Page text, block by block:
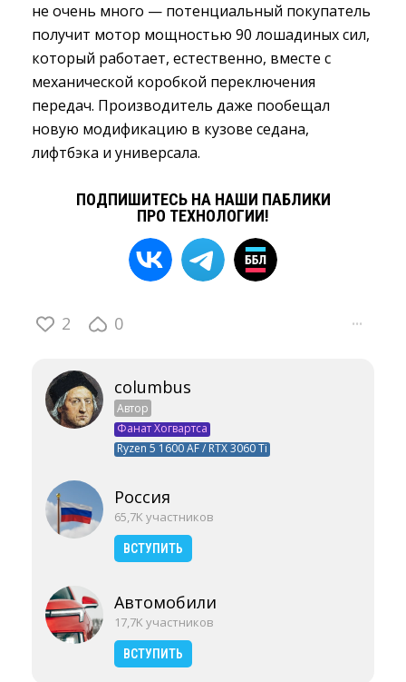
не очень много — потенциальный покупатель
получит мотор мощностью 90 лошадиных сил,
который работает, естественно, вместе с
механической коробкой переключения
передач. Производитель даже пообещал
новую модификацию в кузове седана,
лифтбэка и универсала.
ПОДПИШИТЕСЬ НА НАШИ ПАБЛИКИ
ПРО ТЕХНОЛОГИИ!
2 0 ···
columbus
Автор
Фанат Хогвартса
Ryzen 5 1600 AF / RTX 3060 Ti
Россия
65,7K участников
ВСТУПИТЬ
Автомобили
17,7K участников
ВСТУПИТЬ